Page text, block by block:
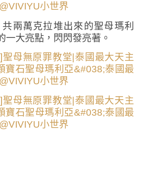
兩萬克拉堆出來的聖母瑪利
一大亮點，閃閃發亮著。